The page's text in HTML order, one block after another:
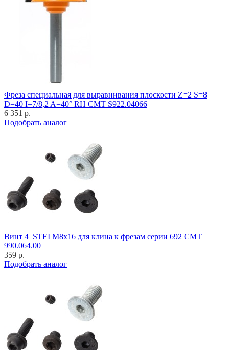
Фреза специальная для выравнивания плоскости Z=2 S=8
D=40 I=7/8,2 A=40° RH CMT S922.04066
6 351 р.
Подобрать аналог
Винт 4_STEI M8x16 для клина к фрезам серии 692 CMT
990.064.00
359 р.
Подобрать аналог